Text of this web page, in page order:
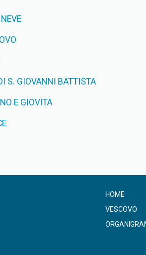
S. GIOVANNI BATTISTA
E GIOVITA
HOME
VESCOVO